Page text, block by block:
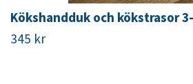
Kökshandduk och kökstrasor
345 kr